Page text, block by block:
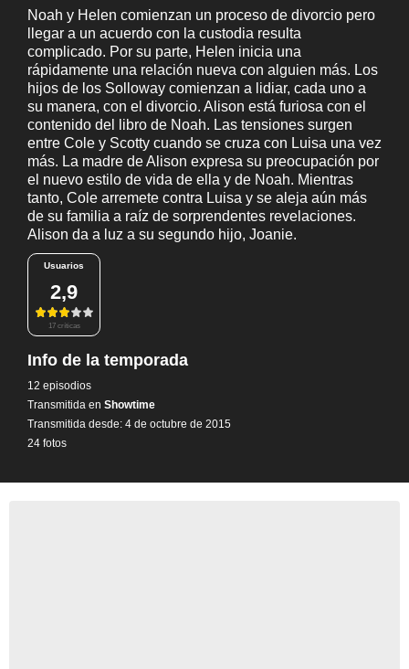
Noah y Helen comienzan un proceso de divorcio pero
llegar a un acuerdo con la custodia resulta
complicado. Por su parte, Helen inicia una
rápidamente una relación nueva con alguien más. Los
hijos de los Solloway comienzan a lidiar, cada uno a
su manera, con el divorcio. Alison está furiosa con el
contenido del libro de Noah. Las tensiones surgen
entre Cole y Scotty cuando se cruza con Luisa una vez
más. La madre de Alison expresa su preocupación por
el nuevo estilo de vida de ella y de Noah. Mientras
tanto, Cole arremete contra Luisa y se aleja aún más
de su familia a raíz de sorprendentes revelaciones.
Alison da a luz a su segundo hijo, Joanie.
Usuarios
2,9
17 críticas
Info de la temporada
12 episodios
Transmitida en Showtime
Transmitida desde: 4 de octubre de 2015
24 fotos